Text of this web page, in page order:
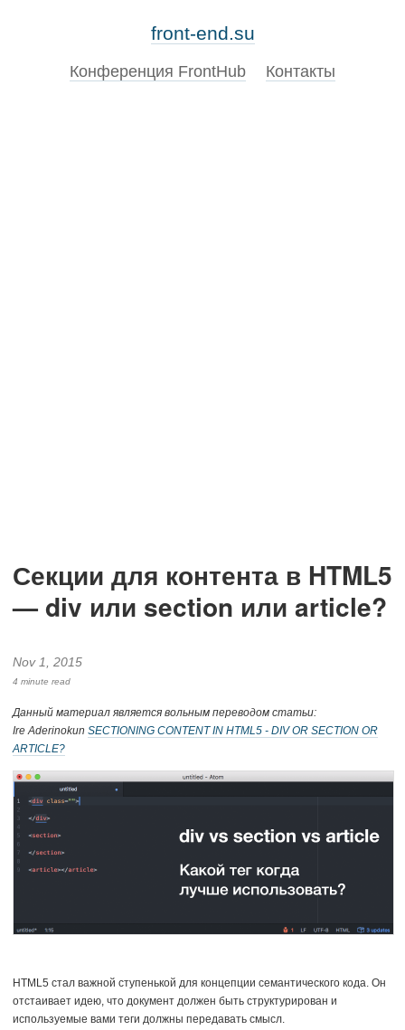
front-end.su
Конференция FrontHub Контакты
Секции для контента в HTML5
— div или section или article?
Nov 1, 2015
4 minute read
Данный материал является вольным переводом статьи:
Ire Aderinokun SECTIONING CONTENT IN HTML5 - DIV OR SECTION OR
ARTICLE?
HTML5 стал важной ступенькой для концепции семантического кода. Он
отстаивает идею, что документ должен быть структурирован и
используемые вами теги должны передавать смысл.